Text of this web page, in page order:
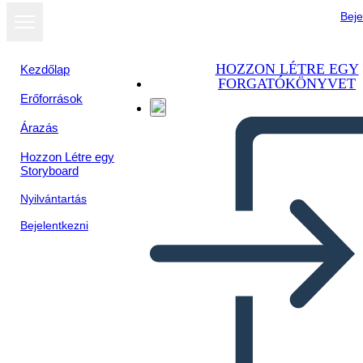
Kezdőlap
Erőforrások
Árazás
Hozzon Létre egy
Storyboard
Nyilvántartás
Bejelentkezni
HOZZON LÉTRE EGY
FORGATÓKÖNYVET